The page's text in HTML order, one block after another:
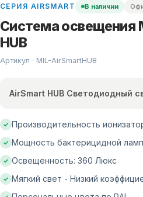
СЕРИЯ AIRSMART В наличии
Система освещения
HUB
Артикул · MIL-AirSmartHUB
AirSmart HUB Светодиодный
✓ Производительность
✓ Мощность бактерицидной
✓ Освещенность: 360 Люкс
✓ Мягкий свет - Низкий